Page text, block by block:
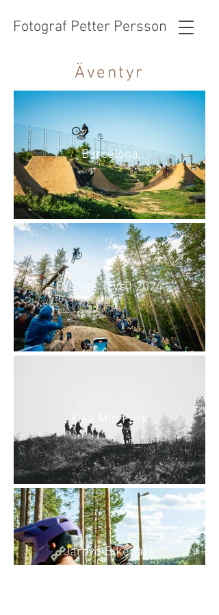
Fotograf Petter Persson
Äventyr
Barcelona
B-Rage Trysil 2024
Kisa Mtb Park
Järsvö Bikepark